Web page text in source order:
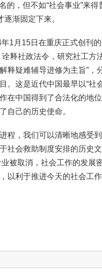
的，但不如“社会事业”来
逐渐固定下来。
年1月15日在重庆正式创刊
释社政法令，研究社工方
释疑难辅导进修为主旨”，
。这是近代中国最早以“社
在中国得到了合法化的地
自己的历史使命。
程，我们可以清晰地感受
社会救助制度安排的历史
被取消，社会工作的发展
以利于推进今天的社会工